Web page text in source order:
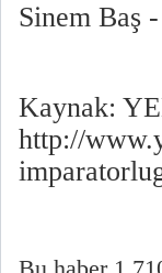
Sinem Baş
Kaynak:
http://